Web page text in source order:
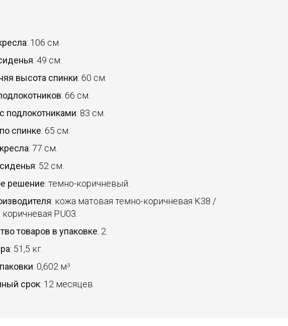
: 106 см.
: 49 см.
высота спинки: 60 см.
: 66 см.
подлокотниками: 83 см.
спинке: 65 см.
: 77 см.
: 52 см.
решение: темно-коричневый.
: кожа матовая темно-коричневая K38 /
PU03.
товаров в упаковке: 2.
: 51,5 кг.
: 0,602 м3.
срок: 12 месяцев.